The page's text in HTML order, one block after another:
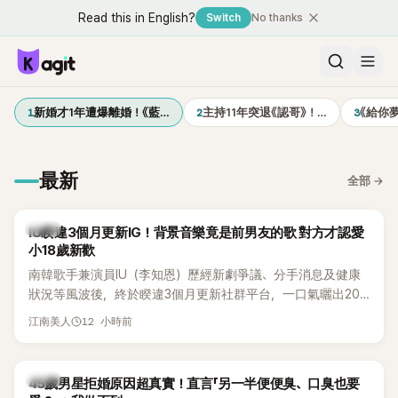
Read this in English? Switch No thanks
1新婚才1年遭爆離婚！《藍… 2主持11年突退《認哥》！… 3《給你
最新 全部 →
韓星
IU睽違3個月更新IG！背景音樂竟是前男友的歌 對方才認愛
小18歲新歡
南韓歌手兼演員IU（李知恩）歷經新劇爭議、分手消息及健康
狀況等風波後，終於睽違3個月更新社群平台，一口氣曬出20
張近況照，讓大批粉絲又驚又喜。不過，比起照片本身，更引
江南美人 12 小時前
韓星
45歲男星拒婚原因超真實！直言「另一半便便臭、口臭也要